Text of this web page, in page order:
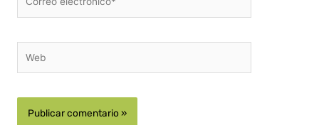
electrónico*